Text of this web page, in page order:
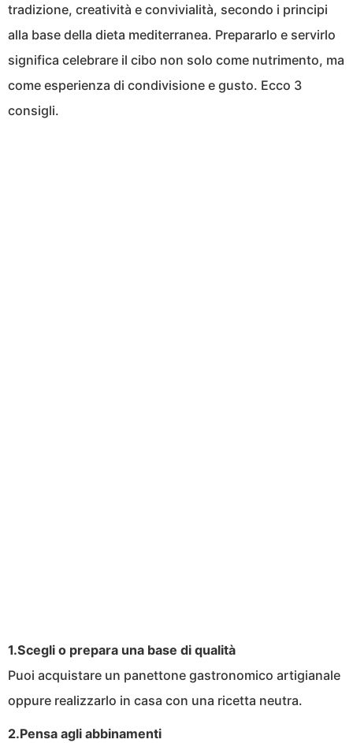
tradizione, creatività e convivialità, secondo i principi
alla base della dieta mediterranea. Prepararlo e servirlo
significa celebrare il cibo non solo come nutrimento, ma
come esperienza di condivisione e gusto. Ecco 3
consigli.
1.Scegli o prepara una base di qualità
Puoi acquistare un panettone gastronomico artigianale
oppure realizzarlo in casa con una ricetta neutra.
2.Pensa agli abbinamenti